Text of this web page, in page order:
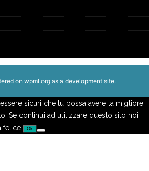
on wpml.orgas a development site.
sicuri che tu possa avere la migliore
Se continui ad utilizzare questo sito noi
felice.
Ok